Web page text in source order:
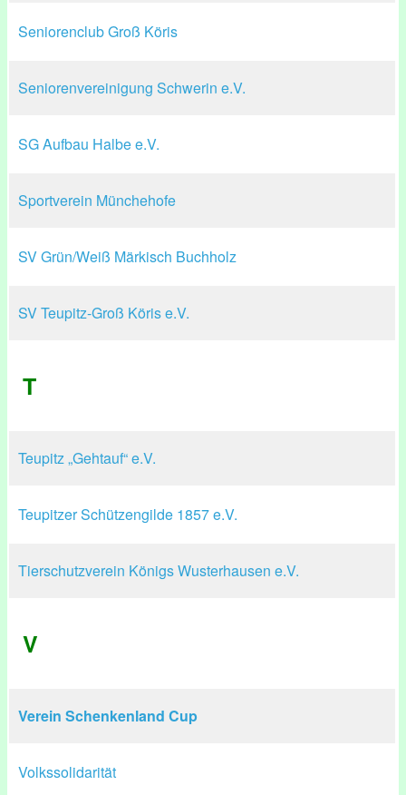
Seniorenclub Groß Köris
Seniorenvereinigung Schwerin e.V.
SG Aufbau Halbe e.V.
Sportverein Münchehofe
SV Grün/Weiß Märkisch Buchholz
SV Teupitz-Groß Köris e.V.
T
Teupitz „Gehtauf“ e.V.
Teupitzer Schützengilde 1857 e.V.
Tierschutzverein Königs Wusterhausen e.V.
V
Verein Schenkenland Cup
Volkssolidarität